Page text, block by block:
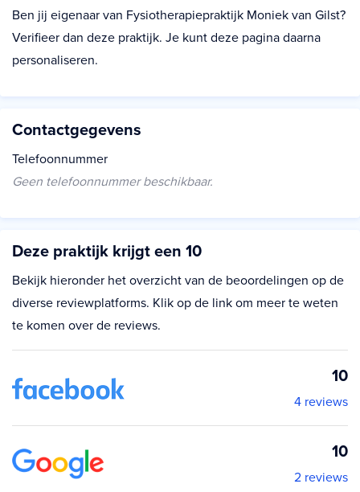
Ben jij eigenaar van Fysiotherapiepraktijk Moniek van Gilst?
Verifieer dan deze praktijk. Je kunt deze pagina daarna
personaliseren.
Contactgegevens
Telefoonnummer
Geen telefoonnummer beschikbaar.
Deze praktijk krijgt een 10
Bekijk hieronder het overzicht van de beoordelingen op de
diverse reviewplatforms. Klik op de link om meer te weten
te komen over de reviews.
10
4 reviews
10
2 reviews